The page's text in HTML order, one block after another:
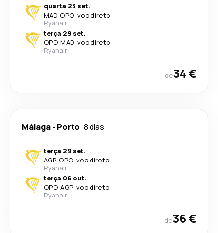
quarta 23 set.
MAD-OPO· voo direto
Ryanair
terça 29 set.
OPO-MAD· voo direto
Ryanair
de34 €
Málaga- Porto 8 dias
terça 29 set.
AGP-OPO· voo direto
Ryanair
terça 06 out.
OPO-AGP· voo direto
Ryanair
de36 €